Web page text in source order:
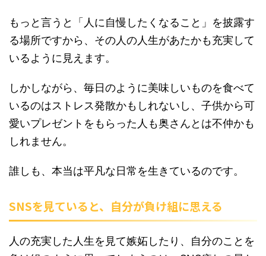
もっと言うと「人に自慢したくなること」を披露す
る場所ですから、その人の人生があたかも充実して
いるように見えます。
しかしながら、毎日のように美味しいものを食べて
いるのはストレス発散かもしれないし、子供から可
愛いプレゼントをもらった人も奥さんとは不仲かも
しれません。
誰しも、本当は平凡な日常を生きているのです。
SNSを見ていると、自分が負け組に思える
人の充実した人生を見て嫉妬したり、自分のことを